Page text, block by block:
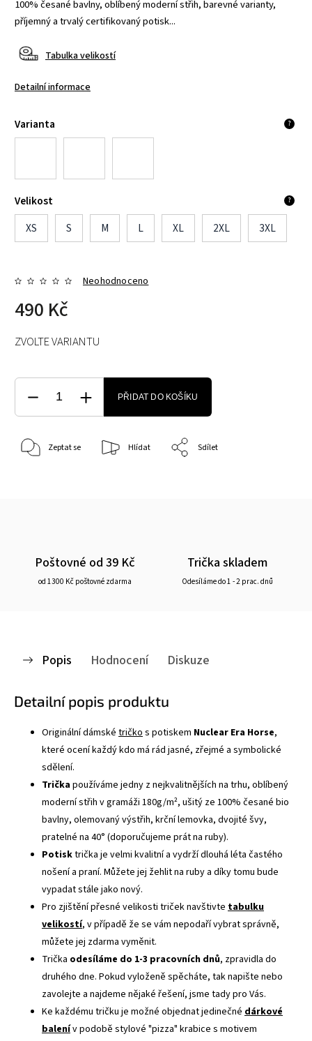
100% česané bavlny, oblíbený moderní střih, barevné varianty,
příjemný a trvalý certifikovaný potisk...
Tabulka velikostí
Detailní informace
Varianta ?
Velikost ?
XS S M L XL 2XL 3XL
Neohodnoceno
490 Kč
ZVOLTE VARIANTU
PŘIDAT DO KOŠÍKU
Zeptat se Hlídat Sdílet
Poštovné od 39 Kč
od 1300 Kč poštovné zdarma
Trička skladem
Odesíláme do 1 - 2 prac. dnů
Popis Hodnocení Diskuze
Detailní popis produktu
Originální dámské tričko s potiskem Nuclear Era Horse,
které ocení každý kdo má rád jasné, zřejmé a symbolické
sdělení.
Tričkapoužíváme jedny z nejkvalitnějších na trhu, oblíbený
moderní střih v gramáži 180g/m², ušitý ze 100% česané bio
bavlny, olemovaný výstřih, krční lemovka, dvojité švy,
pratelné na 40° (doporučujeme prát na ruby).
Potisktrička je velmi kvalitní a vydrží dlouhá léta častého
nošení a praní. Můžete jej žehlit na ruby a díky tomu bude
vypadat stále jako nový.
Pro zjištění přesné velikosti triček navštivte tabulku
velikostí, v případě že se vám nepodaří vybrat správně,
můžete jej zdarma vyměnit.
Trička odesíláme do 1-3 pracovních dnů, zpravidla do
druhého dne. Pokud vyloženě spěcháte, tak napište nebo
zavolejte a najdeme nějaké řešení, jsme tady pro Vás.
Ke každému tričku je možné objednat jedinečné dárkové
balenív podobě stylové "pizza" krabice s motivem